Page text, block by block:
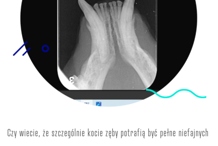
Czy wiecie, że szczególnie kocie zęby potrafią być pełne niefajnych